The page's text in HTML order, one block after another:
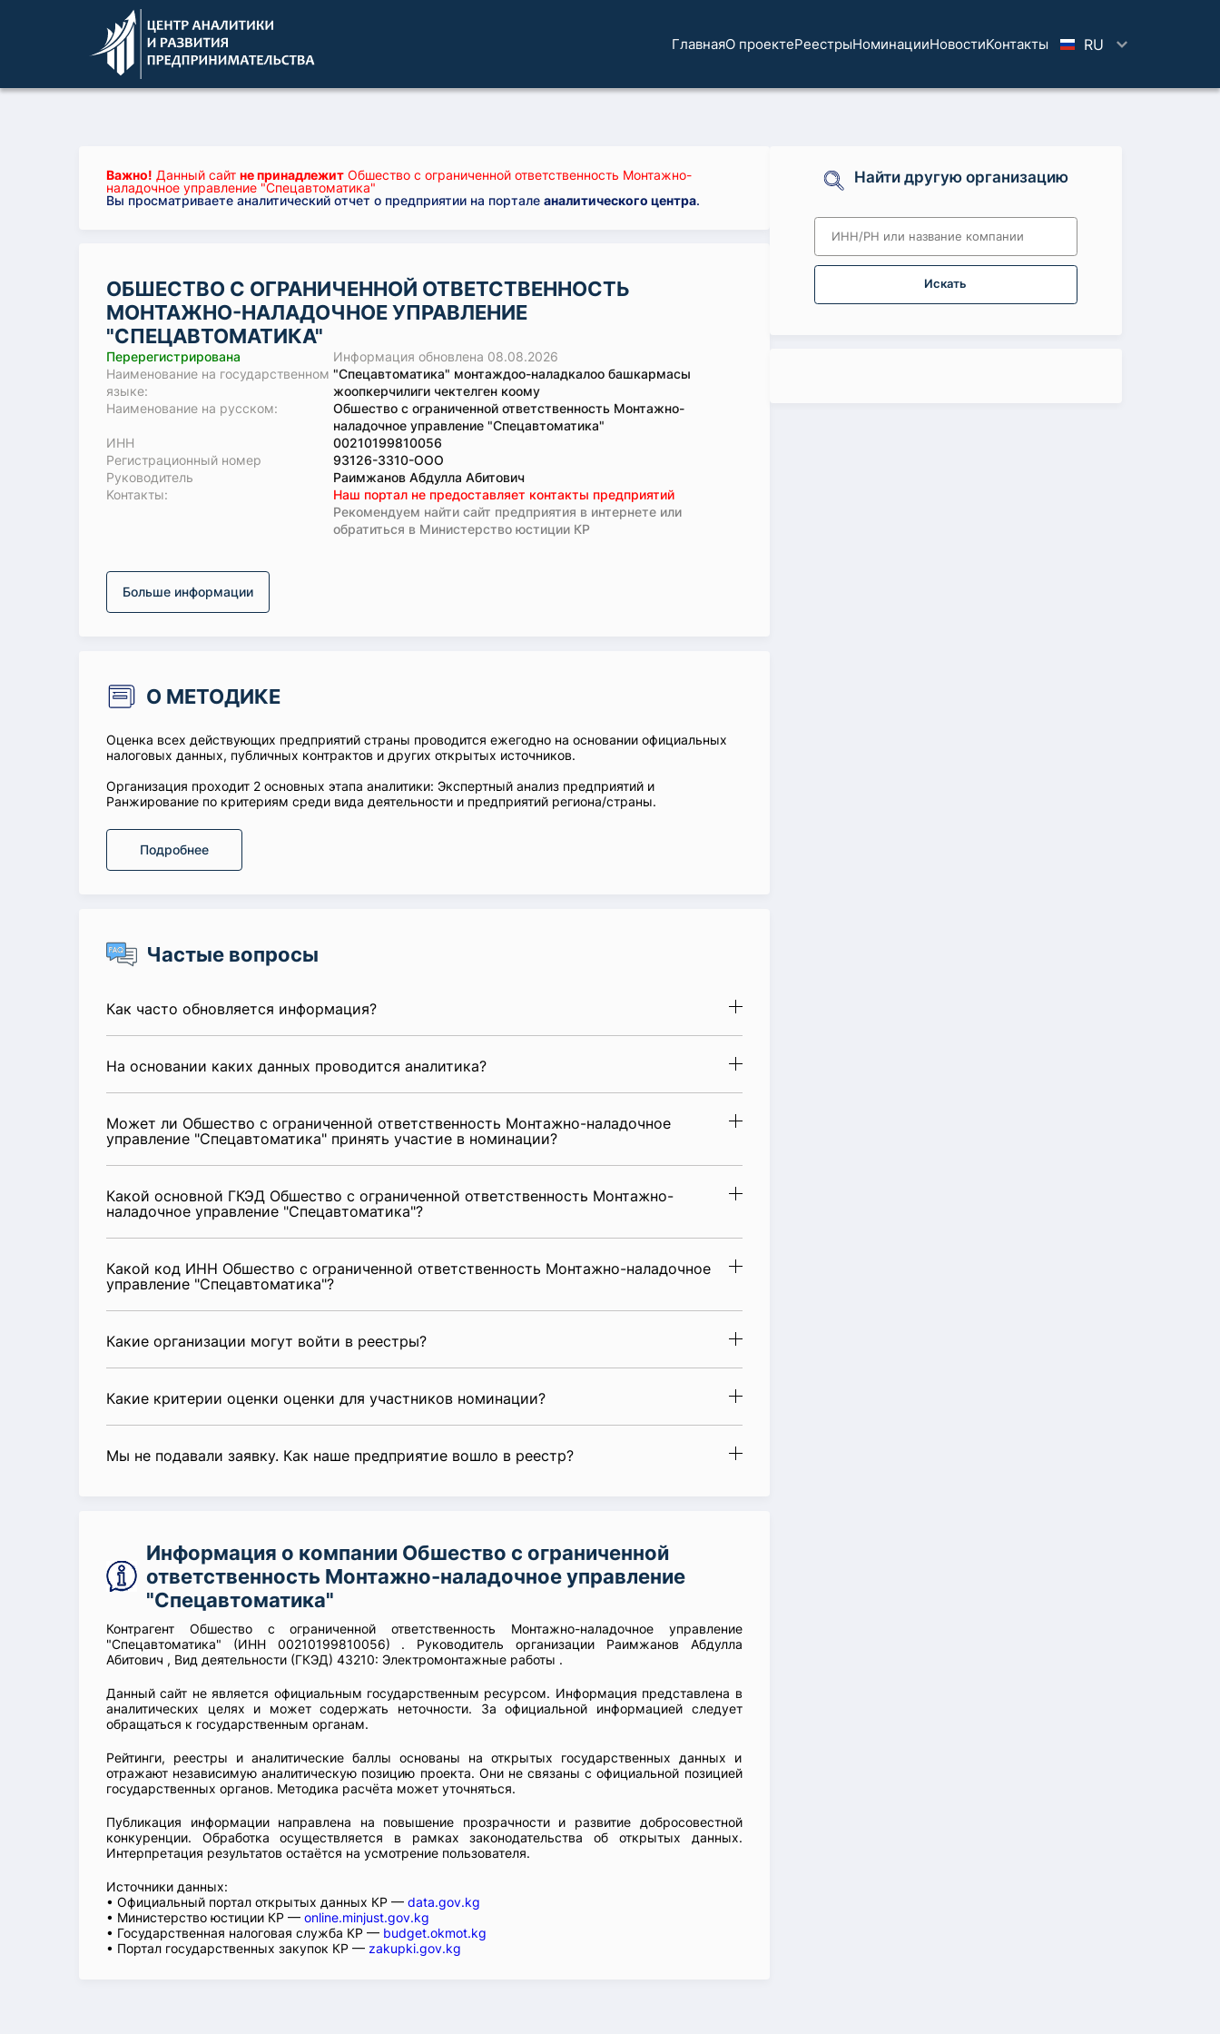
ГлавнаяО проектеРеестрыНоминацииНовостиKoнтaкты RU
Важно! Данный сайт не принадлежит Обшество с ограниченной ответственность Монтажно-
наладочное управление "Спецавтоматика"
Вы просматриваете аналитический отчет о предприятии на портале аналитического центра.
ОБШЕСТВО С ОГРАНИЧЕННОЙ ОТВЕТСТВЕННОСТЬ
МОНТАЖНО-НАЛАДОЧНОЕ УПРАВЛЕНИЕ
"СПЕЦАВТОМАТИКА"
Перерегистрирована
Информация обновлена 08.08.2026
Наименование на государственном
языке:
"Спецавтоматика" монтаждоо-наладкалоо башкармасы
жоопкерчилиги чектелген коому
Наименование на русском:
Обшество с ограниченной ответственность Монтажно-
наладочное управление "Спецавтоматика"
ИНН
00210199810056
Регистрационный номер
93126-3310-ООО
Руководитель
Раимжанов Абдулла Абитович
Koнтaкты:
Наш портал не предоставляет контакты предприятий
Рекомендуем найти сайт предприятия в интернете или
обратиться в Министерство юстиции КР
Больше информации
О МЕТОДИКЕ
Оценка всех действующих предприятий страны проводится ежегодно на основании официальных
налоговых данных, публичных контрактов и других открытых источников.
Организация проходит 2 основных этапа аналитики: Экспертный анализ предприятий и
Ранжирование по критериям среди вида деятельности и предприятий региона/страны.
Подробнее
Частые вопросы
Как часто обновляется информация?
На основании каких данных проводится аналитика?
Может ли Обшество с ограниченной ответственность Монтажно-наладочное
управление "Спецавтоматика" принять участие в номинации?
Какой основной ГКЭД Обшество с ограниченной ответственность Монтажно-
наладочное управление "Спецавтоматика"?
Какой код ИНН Обшество с ограниченной ответственность Монтажно-наладочное
управление "Спецавтоматика"?
Какие организации могут войти в реестры?
Какие критерии оценки оценки для участников номинации?
Мы не подавали заявку. Как наше предприятие вошло в реестр?
Информация о компании Обшество с ограниченной
ответственность Монтажно-наладочное управление
"Спецавтоматика"
Контрагент Обшество с ограниченной ответственность Монтажно-наладочное управление
"Спецавтоматика" (ИНН 00210199810056) . Руководитель организации Раимжанов Абдулла
Абитович , Вид деятельности (ГКЭД) 43210: Электромонтажные работы .
Данный сайт не является официальным государственным ресурсом. Информация представлена в
аналитических целях и может содержать неточности. За официальной информацией следует
обращаться к государственным органам.
Рейтинги, реестры и аналитические баллы основаны на открытых государственных данных и
отражают независимую аналитическую позицию проекта. Они не связаны с официальной позицией
государственных органов. Методика расчёта может уточняться.
Публикация информации направлена на повышение прозрачности и развитие добросовестной
конкуренции. Обработка осуществляется в рамках законодательства об открытых данных.
Интерпретация результатов остаётся на усмотрение пользователя.
Источники данных:
• Официальный портал открытых данных КР — data.gov.kg
• Министерство юстиции КР — online.minjust.gov.kg
• Государственная налоговая служба КР — budget.okmot.kg
• Портал государственных закупок КР — zakupki.gov.kg
Найти другую организацию
Искать